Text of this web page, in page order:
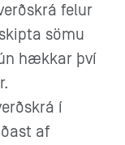
felur
sömu
hækkar því
í
af